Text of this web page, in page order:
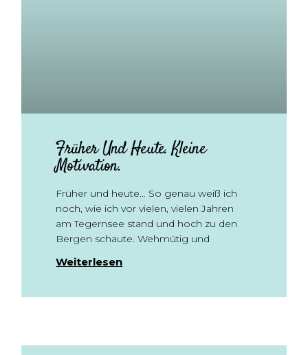
Früher Und Heute. Kleine
Motivation.
Früher und heute… So genau weiß ich
noch, wie ich vor vielen, vielen Jahren
am Tegernsee stand und hoch zu den
Bergen schaute. Wehmütig und
Weiterlesen